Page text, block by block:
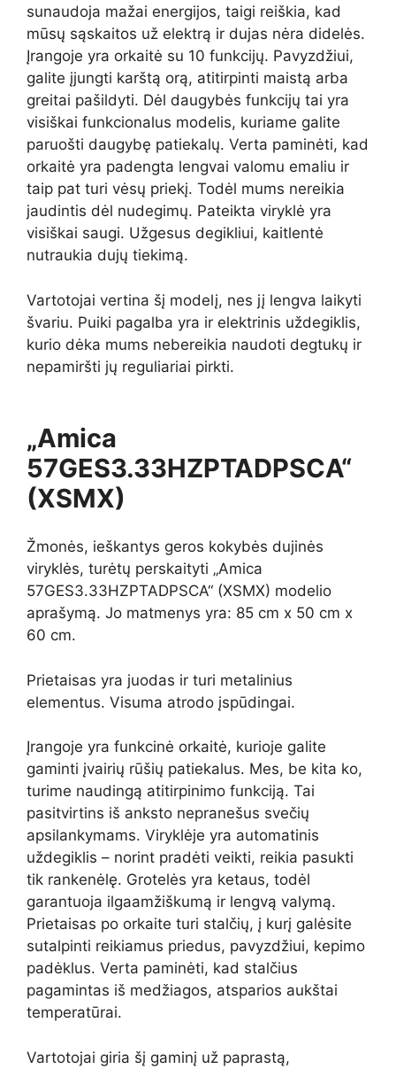
sunaudoja mažai energijos, taigi reiškia, kad
mūsų sąskaitos už elektrą ir dujas nėra didelės.
Įrangoje yra orkaitė su 10 funkcijų. Pavyzdžiui,
galite įjungti karštą orą, atitirpinti maistą arba
greitai pašildyti. Dėl daugybės funkcijų tai yra
visiškai funkcionalus modelis, kuriame galite
paruošti daugybę patiekalų. Verta paminėti, kad
orkaitė yra padengta lengvai valomu emaliu ir
taip pat turi vėsų priekį. Todėl mums nereikia
jaudintis dėl nudegimų. Pateikta viryklė yra
visiškai saugi. Užgesus degikliui, kaitlentė
nutraukia dujų tiekimą.
Vartotojai vertina šį modelį, nes jį lengva laikyti
švariu. Puiki pagalba yra ir elektrinis uždegiklis,
kurio dėka mums nebereikia naudoti degtukų ir
nepamiršti jų reguliariai pirkti.
„Amica
57GES3.33HZPTADPSCA“
(XSMX)
Žmonės, ieškantys geros kokybės dujinės
viryklės, turėtų perskaityti „Amica
57GES3.33HZPTADPSCA“ (XSMX) modelio
aprašymą. Jo matmenys yra: 85 cm x 50 cm x
60 cm.
Prietaisas yra juodas ir turi metalinius
elementus. Visuma atrodo įspūdingai.
Įrangoje yra funkcinė orkaitė, kurioje galite
gaminti įvairių rūšių patiekalus. Mes, be kita ko,
turime naudingą atitirpinimo funkciją. Tai
pasitvirtins iš anksto nepranešus svečių
apsilankymams. Viryklėje yra automatinis
uždegiklis – norint pradėti veikti, reikia pasukti
tik rankenėlę. Grotelės yra ketaus, todėl
garantuoja ilgaamžiškumą ir lengvą valymą.
Prietaisas po orkaite turi stalčių, į kurį galėsite
sutalpinti reikiamus priedus, pavyzdžiui, kepimo
padėklus. Verta paminėti, kad stalčius
pagamintas iš medžiagos, atsparios aukštai
temperatūrai.
Vartotojai giria šį gaminį už paprastą,